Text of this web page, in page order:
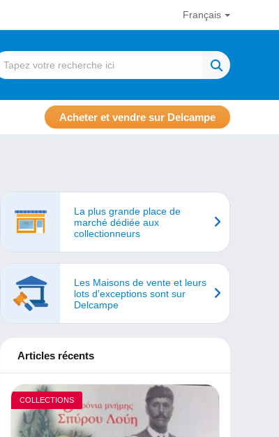
Français
Acheter et vendre sur Delcampe
La plus grande place de
marché dédiée aux
collectionneurs
Les Maisons de vente et leurs
lots d'exceptions sont sur
Delcampe
Articles récents
COLLECTIONS